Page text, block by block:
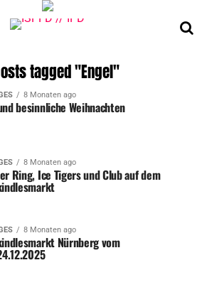
tagged "Engel"
8 Monaten ago
besinnliche Weihnachten
8 Monaten ago
Ring, Ice Tigers und Club auf dem
8 Monaten ago
Nürnberg vom